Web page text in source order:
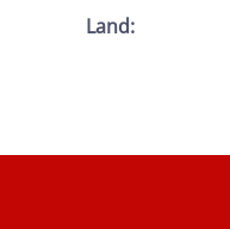
Land: